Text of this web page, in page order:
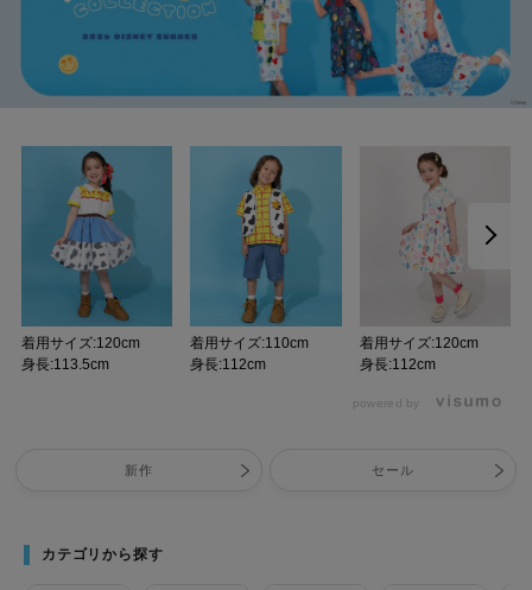
着用サイズ:120cm
身長:113.5cm
着用サイズ:110cm
身長:112cm
着用サイズ:120cm
身長:112cm
powered by
新作 セール
カテゴリから探す